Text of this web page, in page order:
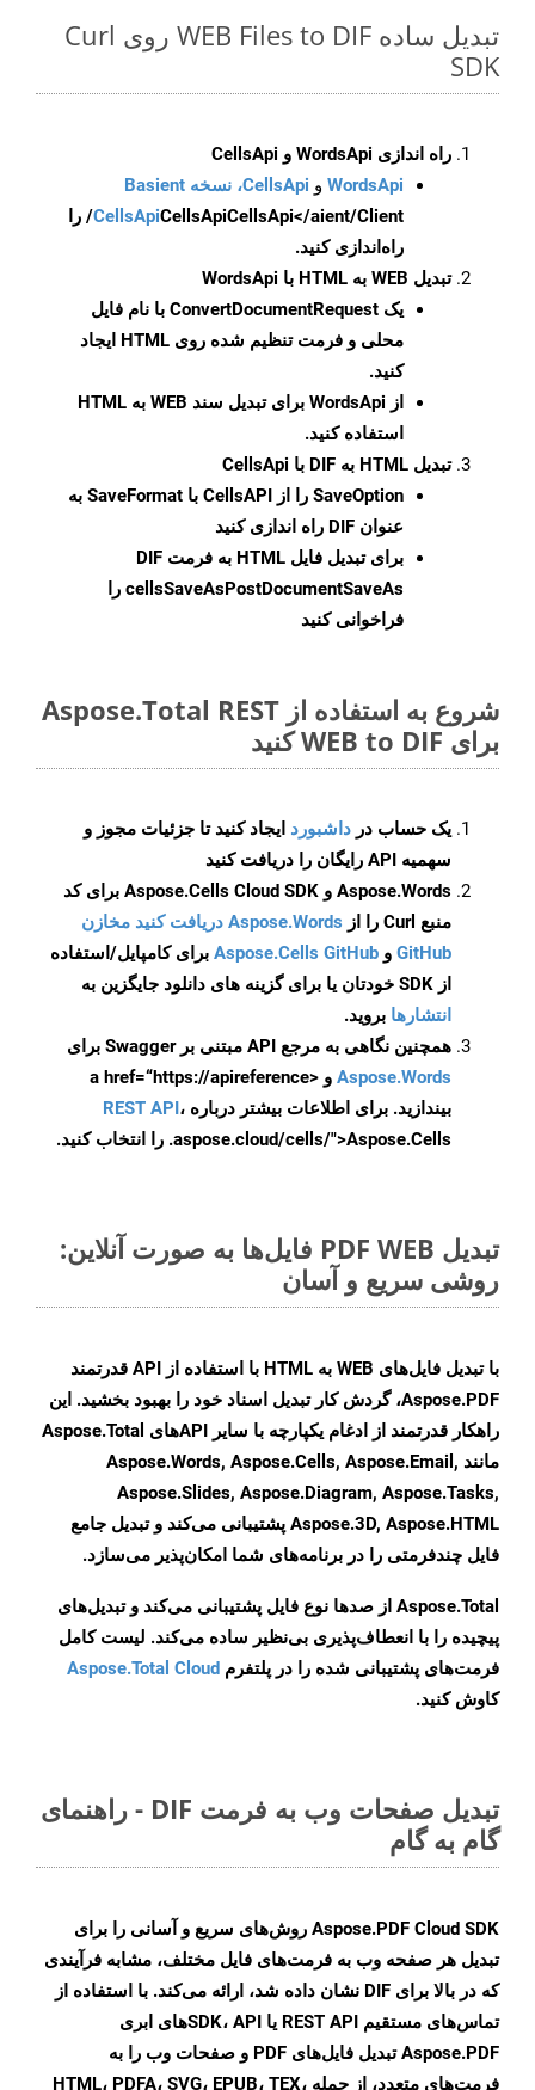
تبدیل ساده WEB Files to DIF روی Curl
SDK
راه اندازی WordsApi و CellsApi
WordsApi و CellsApi، نسخه Basient
CellsApiCellsApi
CellsApi</aient/Client/ را
راه‌اندازی کنید.
تبدیل WEB به HTML با WordsApi
یک ConvertDocumentRequest با نام فایل
محلی و فرمت تنظیم شده روی HTML ایجاد
کنید.
از WordsApi برای تبدیل سند WEB به HTML
استفاده کنید.
تبدیل HTML به DIF با CellsApi
SaveOption
را از CellsAPI با SaveFormat به
عنوان DIF راه اندازی کنید
برای تبدیل فایل HTML به فرمت
DIF
cellsSaveAsPostDocumentSaveAs را
فراخوانی کنید
شروع به استفاده از Aspose.Total REST
برای WEB to DIF کنید
یک حساب در داشبورد ایجاد کنید تا جزئیات مجوز و
سهمیه API رایگان را دریافت کنید
Aspose.Words و Aspose.Cells Cloud SDK برای کد
منبع Curl را از
Aspose.Words دریافت کنید مخازن
GitHub و Aspose.Cells GitHub برای کامپایل/استفاده
از SDK خودتان یا برای گزینه های دانلود جایگزین به
انتشارها بروید.
همچنین نگاهی به مرجع API مبتنی بر Swagger برای
Aspose.Words
و <a href=“https://apireference
بیندازید. برای اطلاعات بیشتر درباره REST API،
.aspose.cloud/cells/">Aspose.Cells را انتخاب کنید.
تبدیل PDF WEB فایل‌ها به صورت آنلاین:
روشی سریع و آسان
با تبدیل فایل‌های WEB به HTML با استفاده از API قدرتمند
Aspose.PDF، گردش کار تبدیل اسناد خود را بهبود بخشید. این
راهکار قدرتمند از ادغام یکپارچه با سایر APIهای Aspose.Total
مانند Aspose.Words, Aspose.Cells, Aspose.Email,
Aspose.Slides, Aspose.Diagram, Aspose.Tasks,
Aspose.3D, Aspose.HTML پشتیبانی می‌کند و تبدیل جامع
فایل چندفرمتی را در برنامه‌های شما امکان‌پذیر می‌سازد.
Aspose.Total از صدها نوع فایل پشتیبانی می‌کند و تبدیل‌های
پیچیده را با انعطاف‌پذیری بی‌نظیر ساده می‌کند. لیست کامل
فرمت‌های پشتیبانی شده را در پلتفرم Aspose.Total Cloud
کاوش کنید.
تبدیل صفحات وب به فرمت DIF - راهنمای
گام به گام
Aspose.PDF Cloud SDK روش‌های سریع و آسانی را برای
تبدیل هر صفحه وب به فرمت‌های فایل مختلف، مشابه فرآیندی
که در بالا برای DIF نشان داده شد، ارائه می‌کند. با استفاده از
تماس‌های مستقیم REST API یا SDK، API‌های ابری
Aspose.PDF تبدیل فایل‌های PDF و صفحات وب را به
فرمت‌های متعدد، از جمله HTML، PDFA، SVG، EPUB، TEX،